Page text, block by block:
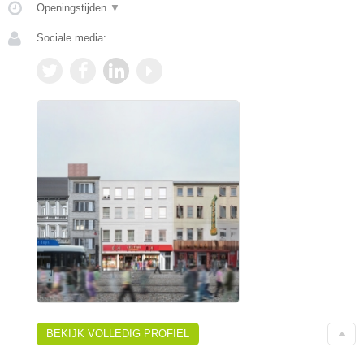
Openingstijden ▼
Sociale media:
BEKIJK VOLLEDIG PROFIEL